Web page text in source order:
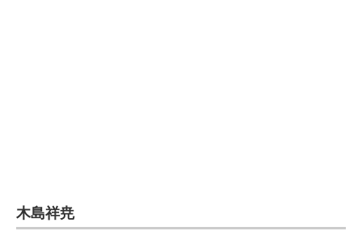
木島祥尭